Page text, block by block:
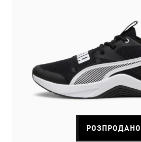
РОЗПРОДАНО